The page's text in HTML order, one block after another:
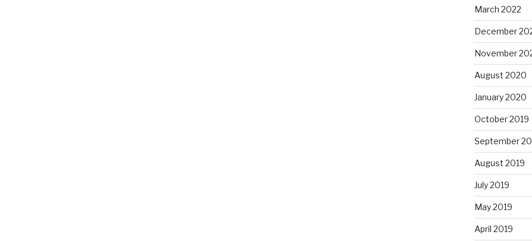
March 2022
December
November
August 2020
January 2020
October 2019
September
August 2019
July 2019
May 2019
April 2019